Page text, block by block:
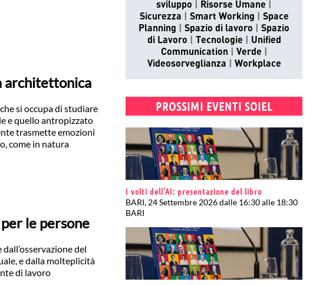
architettonica
si occupa di studiare
e quello antropizzato
trasmette emozioni
come in natura
le persone
del
e dalla molteplicità
di lavoro
sviluppo
Risorse Umane
Sicurezza
Smart Working
Space
Planning
Spazio di lavoro
Spazio
di Lavoro
Tecnologie
Unified
Communication
Verde
Videosorveglianza
Workplace
PROSSIMI EVENTI SOIEL
I volti dell’AI: presentazione del libro
BARI, 24 Settembre 2026 dalle 16:30 alle 18:30
BARI